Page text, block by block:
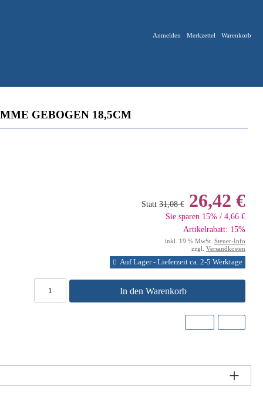
Anmelden Merkzettel Warenkorb
GEBOGEN 18,5CM
Statt 31,08 € 26,42 €
Sie sparen 15% / 4,66 €
Artikelrabatt: 15%
inkl. 19 % MwSt. Steuer-Info
zzgl. Versandkosten
Auf Lager - Lieferzeit ca. 2-5 Werktage
In den Warenkorb